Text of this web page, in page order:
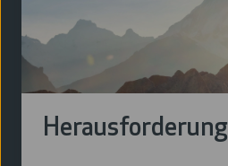
Herausforderung